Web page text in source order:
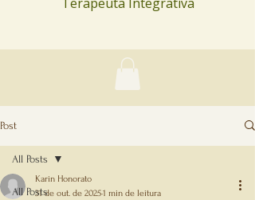
Post
All Posts
All Posts
Karin Honorato
31 de out. de 20251 min de leitura